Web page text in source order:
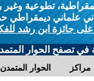
تطوعية وغير
علماني ديمقراطي
جائزة ابن رشد
في تصفح الحوار
الحوار المتمدن مراكز